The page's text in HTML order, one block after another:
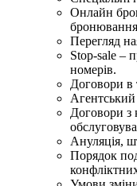
Онлайн
бронювання
Перегляд
Stop-sale –
номерів.
Договори в
Агентський
Договори з
Ануляція,
Порядок